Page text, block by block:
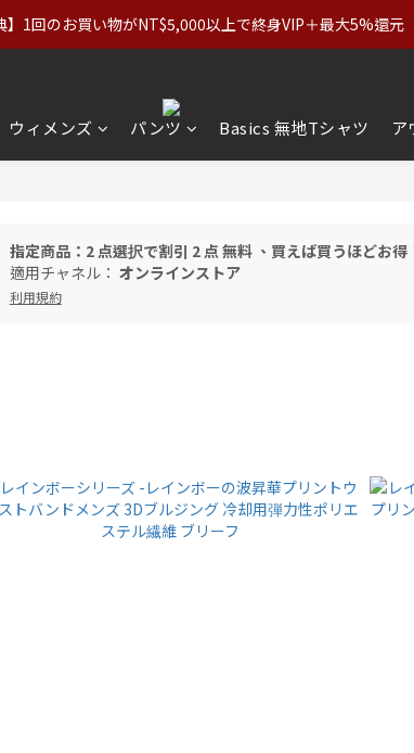
規価格）＆Basics：2点で11%OFF／3点で21%OFF｜イ
】1回のお買い物がNT$5,000以上で終身VIP＋最大5%還元
ウィメンズ パンツ Basics 無地Tシャツ ア
指定商品：2 点選択で割引 2 点 無料 、買えば買うほどお得
適用チャネル： オンラインストア
利用規約